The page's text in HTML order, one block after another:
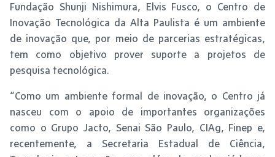
Fundação Shunji Nishimura, Elvis Fusco, o Centro de
Inovação Tecnológica da Alta Paulista é um ambiente
de inovação que, por meio de parcerias estratégicas,
tem como objetivo prover suporte a projetos de
pesquisa tecnológica.
“Como um ambiente formal de inovação, o Centro já
nasceu com o apoio de importantes organizações
como o Grupo Jacto, Senai São Paulo, CIAg, Finep e,
recentemente, a Secretaria Estadual de Ciência,